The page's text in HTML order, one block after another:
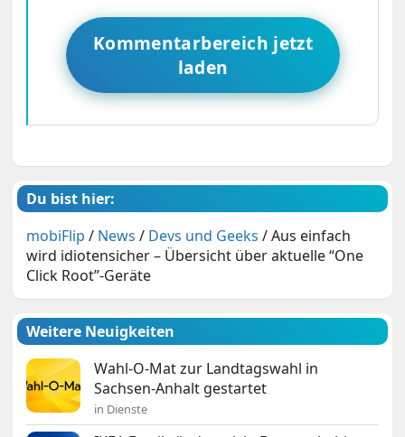
Kommentarbereich jetzt
laden
Du bist hier:
mobiFlip / News / Devs und Geeks /Aus einfach
wird idiotensicher – Übersicht über aktuelle “One
Click Root”-Geräte
Weitere Neuigkeiten
Wahl-O-Mat zur Landtagswahl in
Sachsen-Anhalt gestartet
in Dienste